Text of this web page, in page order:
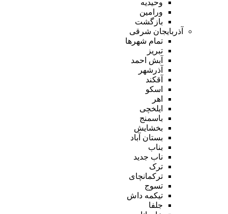
وحیدیه
ورامین
بازگشت
آذربایجان شرقی
تمام شهر‌ها
تبریز
آبش احمد
آذرشهر
آقکند
اسکو
اهر
ایلخچی
باسمنج
بخشایش
بستان آباد
بناب
ناب جدید
ترک
ترکمانچای
تسوج
تیکمه داش
جلفا